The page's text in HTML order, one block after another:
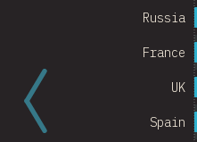
Spain
UK
France
Russia